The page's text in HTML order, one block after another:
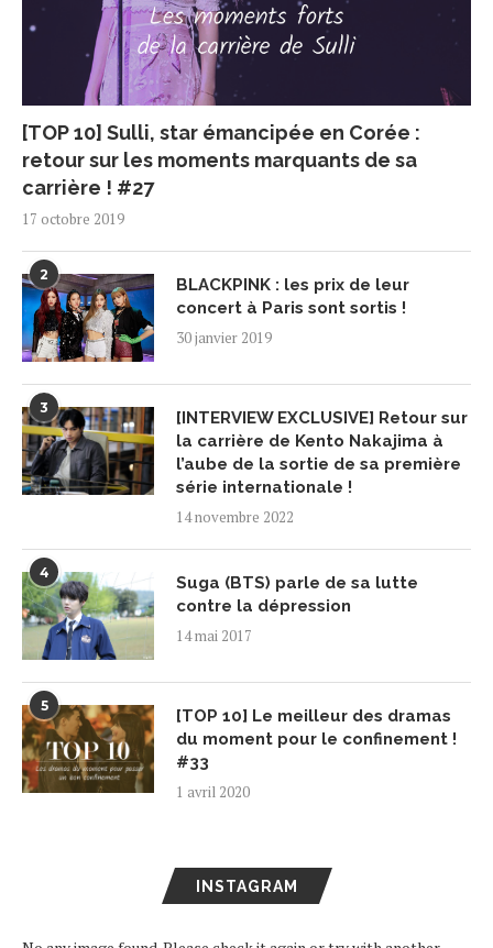
[TOP 10] Sulli, star émancipée en Corée :
retour sur les moments marquants de sa
carrière ! #27
17 octobre 2019
2
BLACKPINK : les prix de leur
concert à Paris sont sortis !
30 janvier 2019
3
[INTERVIEW EXCLUSIVE] Retour sur
la carrière de Kento Nakajima à
l’aube de la sortie de sa première
série internationale !
14 novembre 2022
4
Suga (BTS) parle de sa lutte
contre la dépression
14 mai 2017
5
[TOP 10] Le meilleur des dramas
du moment pour le confinement !
#33
1 avril 2020
INSTAGRAM